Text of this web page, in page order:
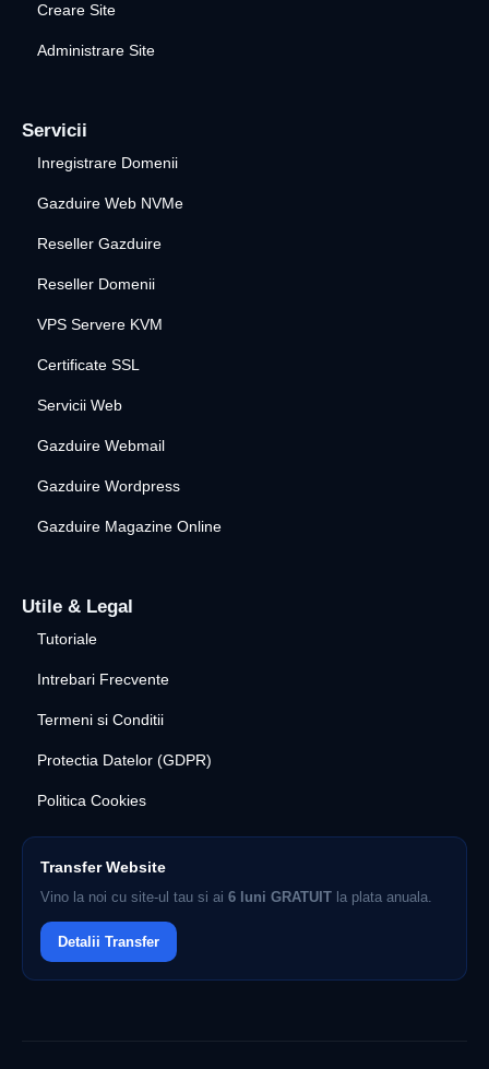
Creare Site
Administrare Site
Servicii
Inregistrare Domenii
Gazduire Web NVMe
Reseller Gazduire
Reseller Domenii
VPS Servere KVM
Certificate SSL
Servicii Web
Gazduire Webmail
Gazduire Wordpress
Gazduire Magazine Online
Utile & Legal
Tutoriale
Intrebari Frecvente
Termeni si Conditii
Protectia Datelor (GDPR)
Politica Cookies
Transfer Website
Vino la noi cu site-ul tau si ai 6 luni GRATUIT la plata anuala.
Detalii Transfer